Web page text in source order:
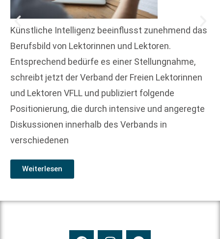
Künstliche Intelligenz beeinflusst zunehmend das
Berufsbild von Lektorinnen und Lektoren.
Entsprechend bedürfe es einer Stellungnahme,
schreibt jetzt der Verband der Freien Lektorinnen
und Lektoren VFLL und publiziert folgende
Positionierung, die durch intensive und angeregte
Diskussionen innerhalb des Verbands in
verschiedenen
Weiterlesen